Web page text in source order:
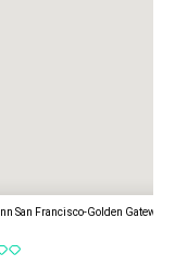
San Francisco-Golden Gateway